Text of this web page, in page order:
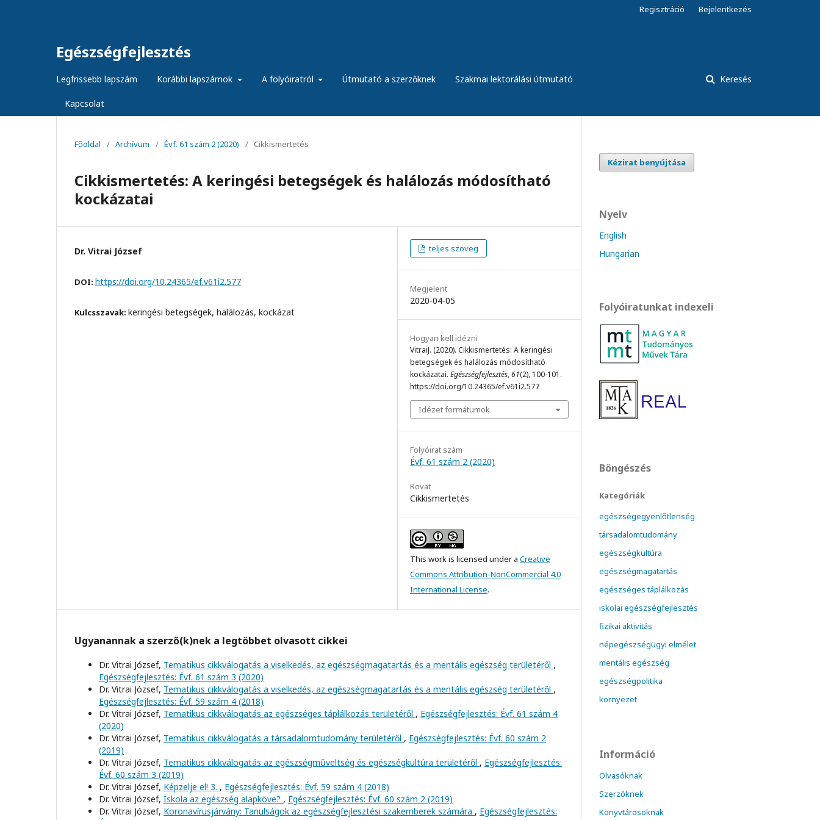
Egészségfejlesztés
Legfrissebb lapszám Korábbi lapszámok A folyóiratról Útmutató a szerzőknek Szakmai lektorálási útmutató
Kapcsolat
Keresés
Regisztráció Bejelentkezés
Főoldal / Archívum / Évf. 61 szám 2 (2020) / Cikkismertetés
Cikkismertetés: A keringési betegségek és halálozás módosítható
kockázatai
Dr. Vitrai József
DOI: https://doi.org/10.24365/ef.v61i2.577
Kulcsszavak: keringési betegségek, halálozás, kockázat
teljes szöveg
Megjelent
2020-04-05
Hogyan kell idézni
VitraiJ. (2020). Cikkismertetés: A keringési
betegségek és halálozás módosítható
kockázatai. Egészségfejlesztés,61(2), 100-101.
https://doi.org/10.24365/ef.v61i2.577
Idézet formátumok
Folyóirat szám
Évf. 61 szám 2 (2020)
Rovat
Cikkismertetés
This work is licensed under a Creative
Commons Attribution-NonCommercial 4.0
International License.
Ugyanannak a szerző(k)nek a legtöbbet olvasott cikkei
Dr. Vitrai József, Tematikus cikkválogatás a viselkedés, az egészségmagatartás és a mentális egészség területéről ,
Egészségfejlesztés: Évf. 61 szám 3 (2020)
Dr. Vitrai József, Tematikus cikkválogatás a viselkedés, az egészségmagatartás és a mentális egészség területéről ,
Egészségfejlesztés: Évf. 59 szám 4 (2018)
Dr. Vitrai József, Tematikus cikkválogatás az egészséges táplálkozás területéről , Egészségfejlesztés: Évf. 61 szám 4
(2020)
Dr. Vitrai József, Tematikus cikkválogatás a társadalomtudomány területéről , Egészségfejlesztés: Évf. 60 szám 2
(2019)
Dr. Vitrai József, Tematikus cikkválogatás az egészségműveltség és egészségkultúra területéről , Egészségfejlesztés:
Évf. 60 szám 3 (2019)
Dr. Vitrai József, Képzelje el! 3. , Egészségfejlesztés: Évf. 59 szám 4 (2018)
Dr. Vitrai József, Iskola az egészség alapköve? , Egészségfejlesztés: Évf. 60 szám 2 (2019)
Dr. Vitrai József, Koronavírusjárvány: Tanulságok az egészségfejlesztési szakemberek számára , Egészségfejlesztés:
Kézirat benyújtása
Nyelv
English
Hungarian
Folyóiratunkat indexeli
Böngészés
Kategóriák
egészségegyenlőtlenség
társadalomtudomány
egészségkultúra
egészségmagatartás
egészséges táplálkozás
iskolai egészségfejlesztés
fizikai aktivitás
népegészségügyi elmélet
mentális egészség
egészségpolitika
környezet
Információ
Olvasóknak
Szerzőknek
Könyvtárosoknak